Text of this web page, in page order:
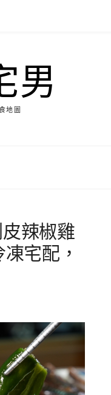
男
地圖
辣椒雞
宅配，